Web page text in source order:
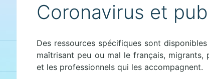
Coronavirus et
Des ressources spécifiques sont
maîtrisant peu ou mal le français,
et les professionnels qui les accompagnent.